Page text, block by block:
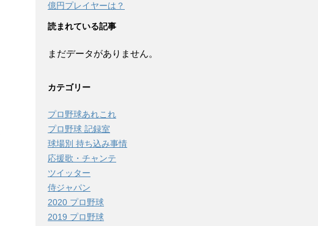
億円プレイヤーは？
読まれている記事
まだデータがありません。
カテゴリー
プロ野球あれこれ
プロ野球 記録室
球場別 持ち込み事情
応援歌・チャンテ
ツイッター
侍ジャパン
2020 プロ野球
2019 プロ野球